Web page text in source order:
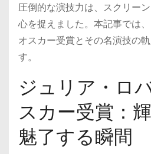
圧倒的な演技力は、スクリー
心を捉えました。本記事では
オスカー受賞とその名演技の
す。
ジュリア・ロ
スカー受賞：
魅了する瞬間